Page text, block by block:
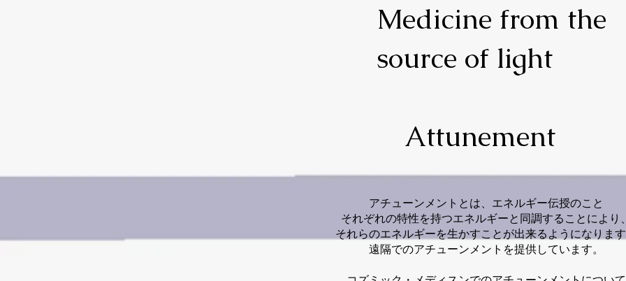
Medicine from the
source of light
Attunement
アチューンメントとは、エネルギー伝授のこと
それぞれの特性を持つエネルギーと同調することにより
それらのエネルギーを生かすことが出来るようになりま
​遠隔でのアチューンメントを提供しています。